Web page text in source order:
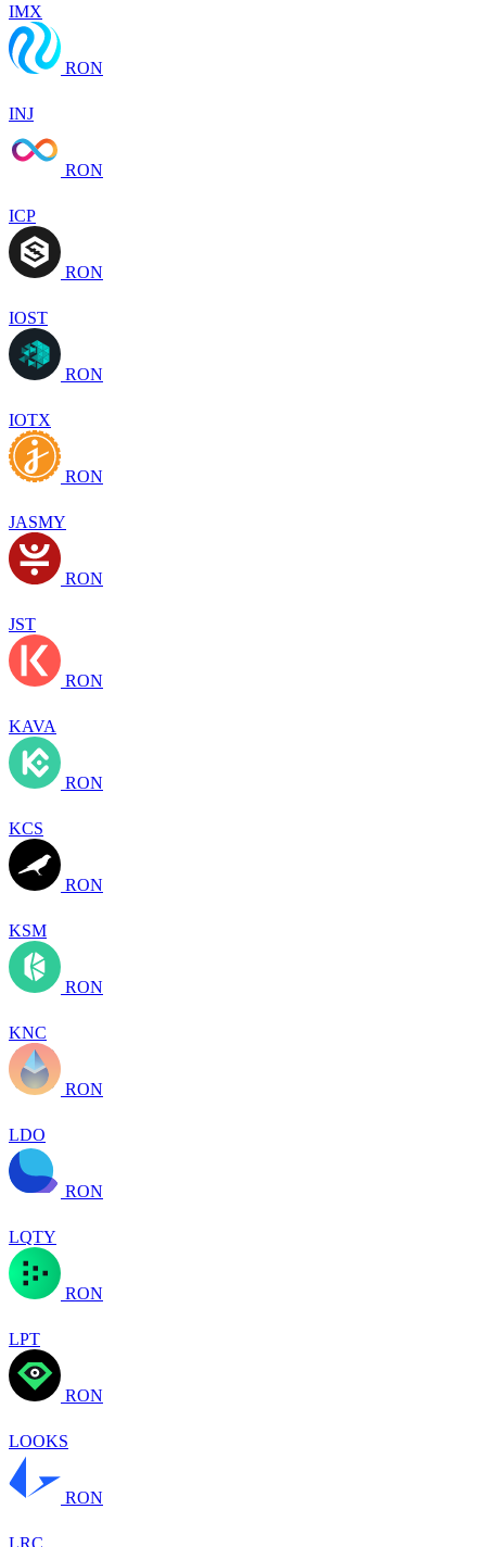
IMX
RON
INJ
RON
ICP
RON
IOST
RON
IOTX
RON
JASMY
RON
JST
RON
KAVA
RON
KCS
RON
KSM
RON
KNC
RON
LDO
RON
LQTY
RON
LPT
RON
LOOKS
RON
LRC